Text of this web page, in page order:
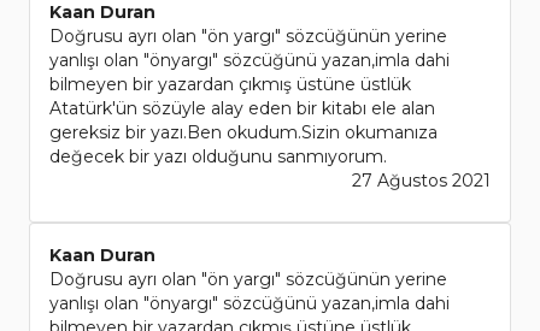
Kaan Duran
Doğrusu ayrı olan "ön yargı" sözcüğünün yerine
yanlışı olan "önyargı" sözcüğünü yazan,imla dahi
bilmeyen bir yazardan çıkmış üstüne üstlük
Atatürk'ün sözüyle alay eden bir kitabı ele alan
gereksiz bir yazı.Ben okudum.Sizin okumanıza
değecek bir yazı olduğunu sanmıyorum.
27 Ağustos 2021
Kaan Duran
Doğrusu ayrı olan "ön yargı" sözcüğünün yerine
yanlışı olan "önyargı" sözcüğünü yazan,imla dahi